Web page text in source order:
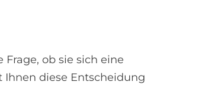
ob sie sich eine
diese Entscheidung